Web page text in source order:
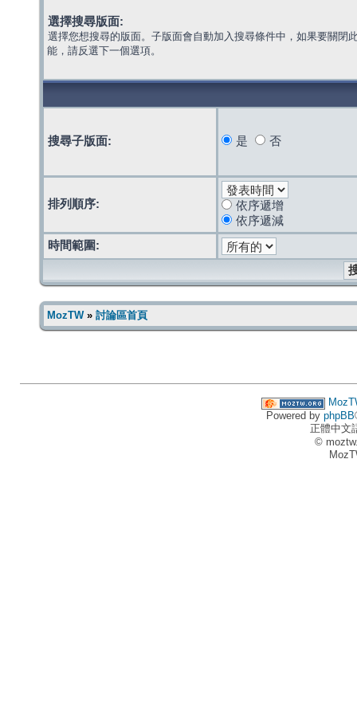
選擇搜尋版面:
選擇您想搜尋的版面。子版面會自動加入搜尋條件中，如果要關閉
能，請反選下一個選項。
搜尋子版面: 是 否
排列順序:
依序遞增
依序遞減
時間範圍:
MozTW» 討論區首頁
Powered by phpBB
正體中文
©